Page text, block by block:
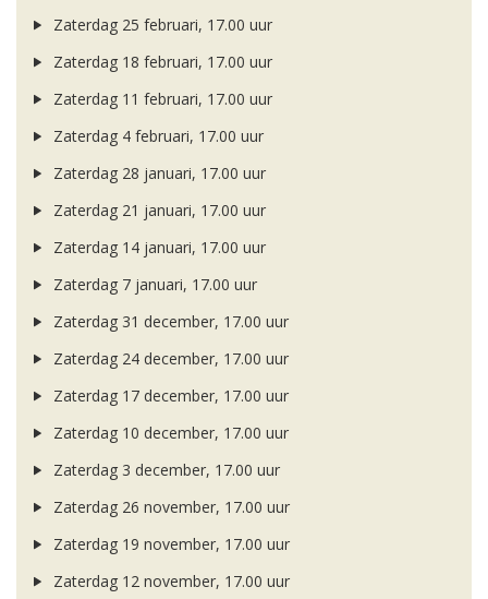
Zaterdag 25 februari, 17.00 uur
Zaterdag 18 februari, 17.00 uur
Zaterdag 11 februari, 17.00 uur
Zaterdag 4 februari, 17.00 uur
Zaterdag 28 januari, 17.00 uur
Zaterdag 21 januari, 17.00 uur
Zaterdag 14 januari, 17.00 uur
Zaterdag 7 januari, 17.00 uur
Zaterdag 31 december, 17.00 uur
Zaterdag 24 december, 17.00 uur
Zaterdag 17 december, 17.00 uur
Zaterdag 10 december, 17.00 uur
Zaterdag 3 december, 17.00 uur
Zaterdag 26 november, 17.00 uur
Zaterdag 19 november, 17.00 uur
Zaterdag 12 november, 17.00 uur